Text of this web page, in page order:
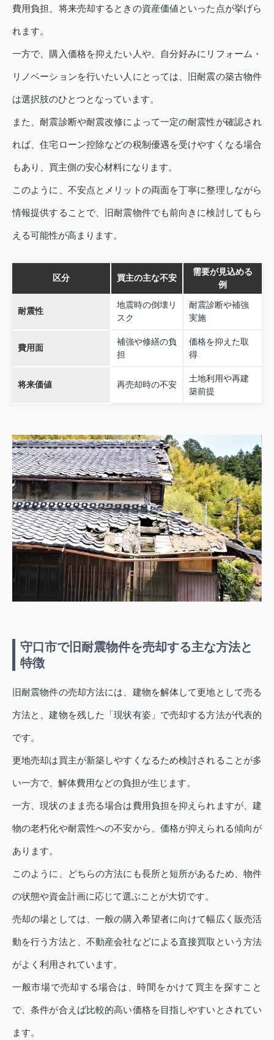
費用負担、将来売却するときの資産価値といった点が挙げら
れます。
一方で、購入価格を抑えたい人や、自分好みにリフォーム・
リノベーションを行いたい人にとっては、旧耐震の築古物件
は選択肢のひとつとなっています。
また、耐震診断や耐震改修によって一定の耐震性が確認され
れば、住宅ローン控除などの税制優遇を受けやすくなる場合
もあり、買主側の安心材料になります。
このように、不安点とメリットの両面を丁寧に整理しながら
情報提供することで、旧耐震物件でも前向きに検討してもら
える可能性が高まります。
区分 買主の主な不安
需要が見込める
例
耐震性
地震時の倒壊リ
スク
耐震診断や補強
実施
費用面
補強や修繕の負
担
価格を抑えた取
得
将来価値 再売却時の不安
土地利用や再建
築前提
守口市で旧耐震物件を売却する主な方法と
特徴
旧耐震物件の売却方法には、建物を解体して更地として売る
方法と、建物を残した「現状有姿」で売却する方法が代表的
です。
更地売却は買主が新築しやすくなるため検討されることが多
い一方で、解体費用などの負担が生じます。
一方、現状のまま売る場合は費用負担を抑えられますが、建
物の老朽化や耐震性への不安から、価格が抑えられる傾向が
あります。
このように、どちらの方法にも長所と短所があるため、物件
の状態や資金計画に応じて選ぶことが大切です。
売却の場としては、一般の購入希望者に向けて幅広く販売活
動を行う方法と、不動産会社などによる直接買取という方法
がよく利用されています。
一般市場で売却する場合は、時間をかけて買主を探すこと
で、条件が合えば比較的高い価格を目指しやすいとされてい
ます。